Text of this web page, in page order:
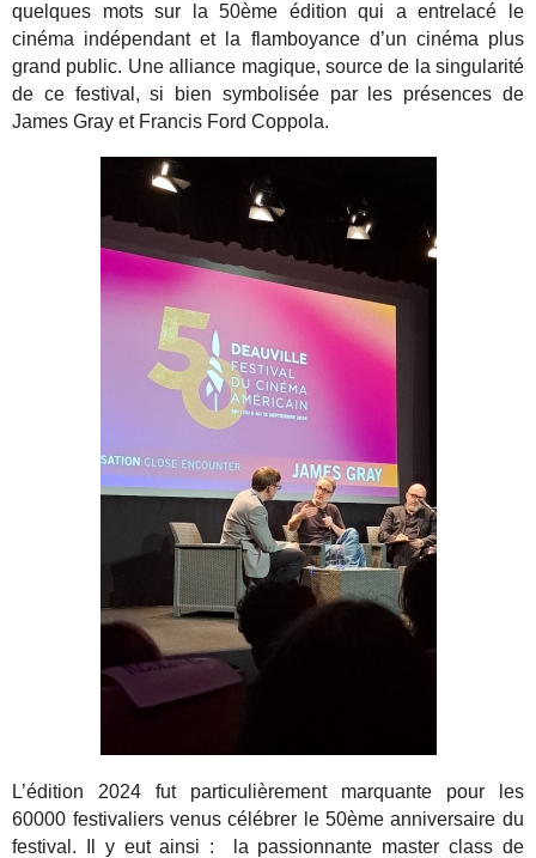
quelques mots sur la 50ème édition qui a entrelacé le
cinéma indépendant et la flamboyance d’un cinéma plus
grand public. Une alliance magique, source de la singularité
de ce festival, si bien symbolisée par les présences de
James Gray et Francis Ford Coppola.
L’édition 2024 fut particulièrement marquante pour les
60000 festivaliers venus célébrer le 50ème anniversaire du
festival. Il y eut ainsi : la passionnante master class de